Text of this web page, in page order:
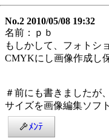
No.2 2010/05/08 19:32
名前：ｐｂ
もしかして、フォトシ
CMYKにし画像作成し
＃前にも書きましたが
サイズを画像編集ソフ
ﾒﾝﾃ